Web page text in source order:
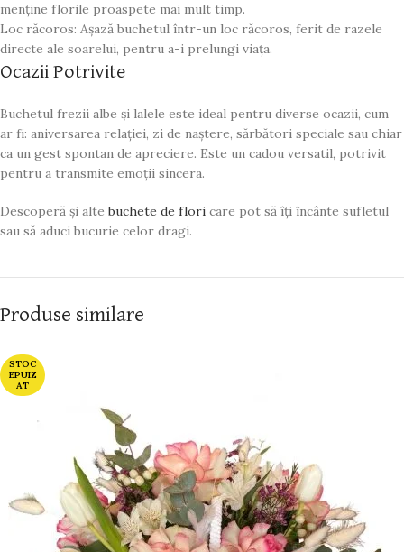
menține florile proaspete mai mult timp.
Loc răcoros: Așază buchetul într-un loc răcoros, ferit de razele
directe ale soarelui, pentru a-i prelungi viața.
Ocazii Potrivite
Buchetul frezii albe și lalele este ideal pentru diverse ocazii, cum
ar fi: aniversarea relației, zi de naștere, sărbători speciale sau chiar
ca un gest spontan de apreciere. Este un cadou versatil, potrivit
pentru a transmite emoții sincera.
Descoperă și altebuchete de flori care pot să îți încânte sufletul
sau să aduci bucurie celor dragi.
Produse similare
STOC
EPUIZ
AT